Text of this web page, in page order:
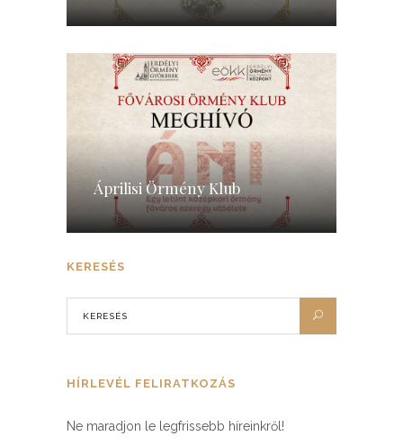
Áprilisi Örmény Klub
KERESÉS
HÍRLEVÉL FELIRATKOZÁS
Ne maradjon le legfrissebb híreinkről!